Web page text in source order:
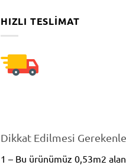
HIZLI TESLIMAT
Dikkat Edilmesi
1 – Bu ürünümüz 0,53m2 alan